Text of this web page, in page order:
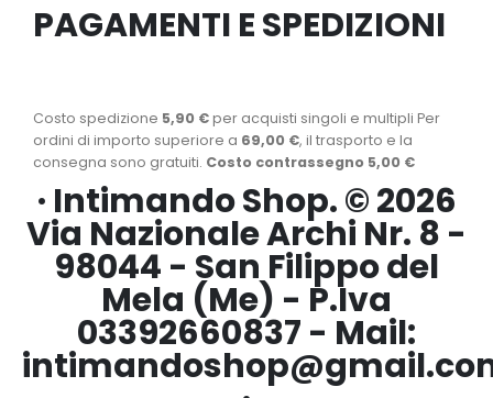
PAGAMENTI E SPEDIZIONI
Costo spedizione 5,90 €per acquisti singoli e multipli Per
ordini di importo superiore a 69,00 €, il trasporto e la
consegna sono gratuiti. Costo contrassegno 5,00 €
· Intimando Shop. © 2026
Via Nazionale Archi Nr. 8 -
98044 - San Filippo del
Mela (Me) - P.Iva
03392660837 - Mail: